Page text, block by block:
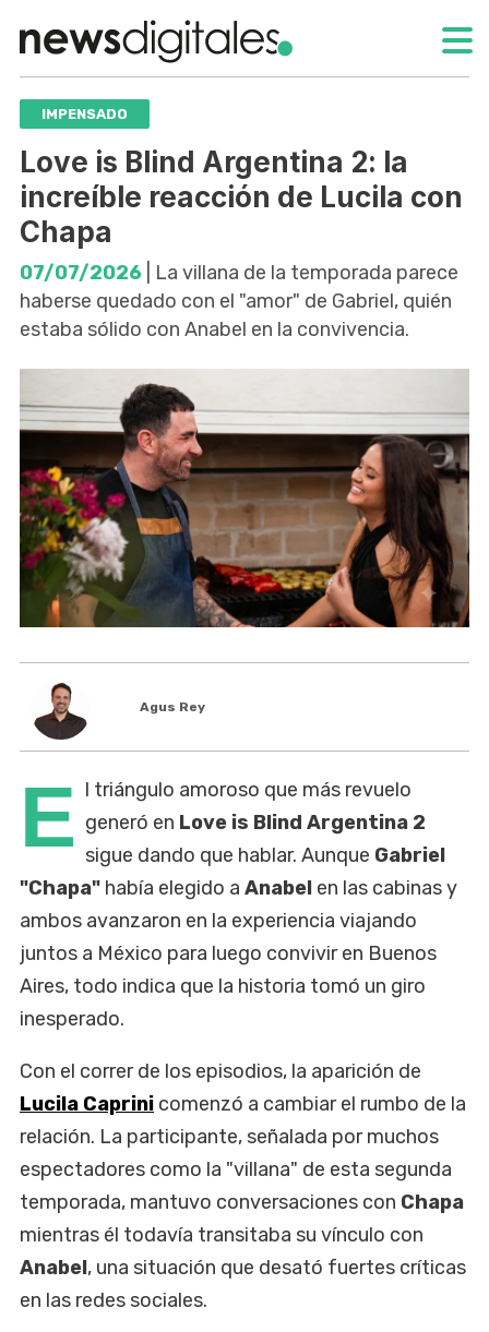
IMPENSADO
Love is Blind Argentina 2: la
increíble reacción de Lucila con
Chapa
07/07/2026 | La villana de la temporada parece
haberse quedado con el "amor" de Gabriel, quién
estaba sólido con Anabel en la convivencia.
Agus Rey
E l triángulo amoroso que más revuelo
generó en Love is Blind Argentina 2
sigue dando que hablar. Aunque Gabriel
"Chapa" había elegido a Anabel en las cabinas y
ambos avanzaron en la experiencia viajando
juntos a México para luego convivir en Buenos
Aires, todo indica que la historia tomó un giro
inesperado.
Con el correr de los episodios, la aparición de
Lucila Caprini comenzó a cambiar el rumbo de la
relación. La participante, señalada por muchos
espectadores como la "villana" de esta segunda
temporada, mantuvo conversaciones con Chapa
mientras él todavía transitaba su vínculo con
Anabel, una situación que desató fuertes críticas
en las redes sociales.